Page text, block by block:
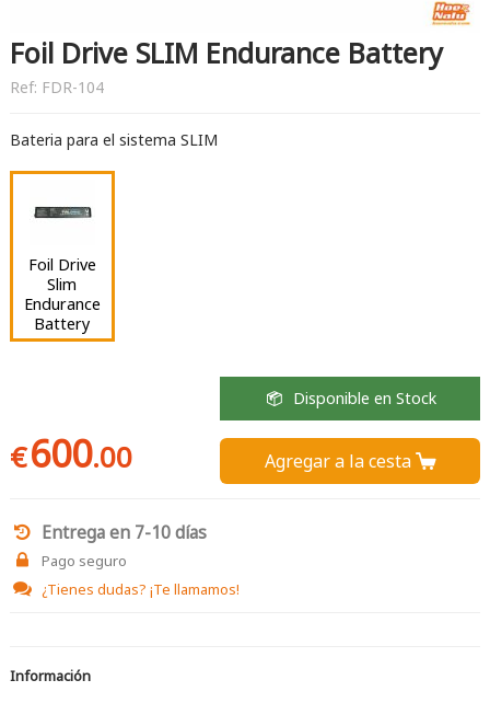
Foil Drive SLIM Endurance Battery
Ref: FDR-104
Bateria para el sistema SLIM
Foil Drive
Slim
Endurance
Battery
€600.00
Disponible en Stock
Agregar a la cesta 
Entrega en 7-10 días
Pago seguro
¿Tienes dudas? ¡Te llamamos!
Información